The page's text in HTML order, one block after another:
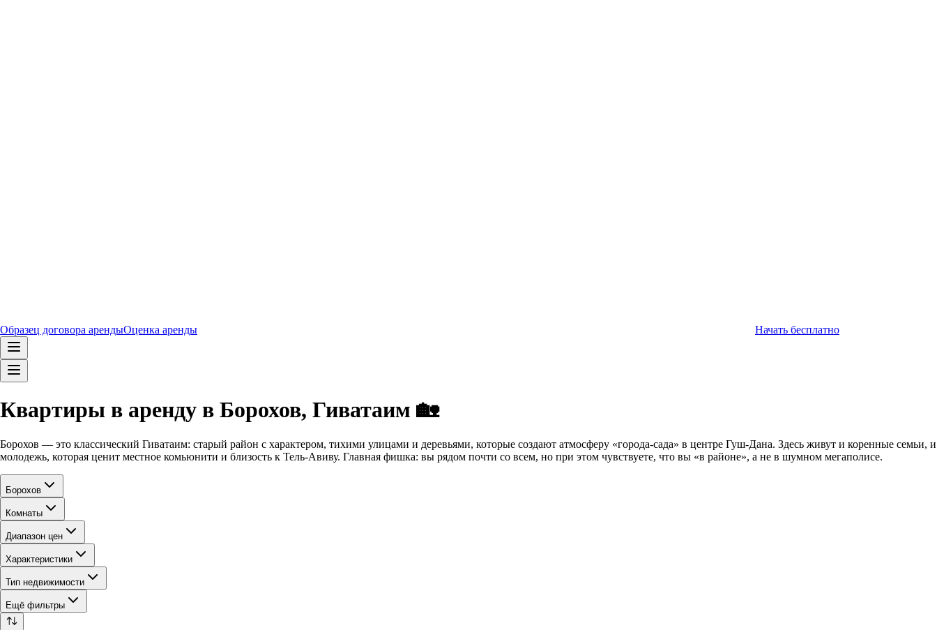
Образец договора арендыОценка аренды Начать бесплатно
Квартиры в аренду в Борохов, Гиватаим 🏡
Борохов — это классический Гиватаим: старый район с характером, тихими улицами и деревьями, которые создают атмосферу «города-сада» в центре Гуш-Дана. Здесь живут и коренные семьи, и
молодежь, которая ценит местное комьюнити и близость к Тель-Авиву. Главная фишка: вы рядом почти со всем, но при этом чувствуете, что вы «в районе», а не в шумном мегаполисе.
Борохов
Комнаты
Диапазон цен
Характеристики
Тип недвижимости
Ещё фильтры